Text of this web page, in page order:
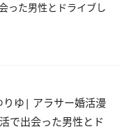
った男性とドライブし
ゆ| アラサー婚活漫
で出会った男性とド